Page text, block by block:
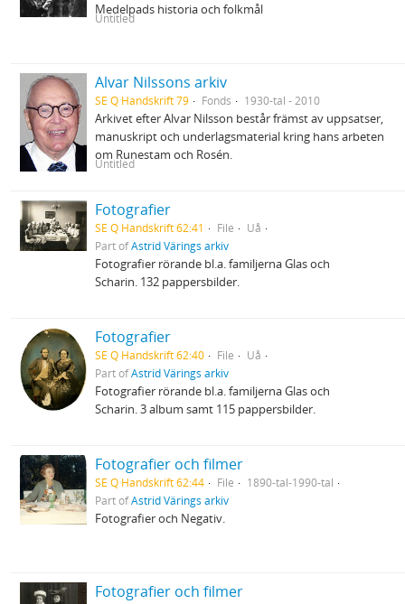
Medelpads historia och folkmål
Untitled
Alvar Nilssons arkiv
SE Q Handskrift 79 Fonds 1930-tal - 2010
Arkivet efter Alvar Nilsson består främst av uppsatser,
manuskript och underlagsmaterial kring hans arbeten
om Runestam och Rosén.
Untitled
Fotografier
SE Q Handskrift 62:41 File
Uå
Part ofAstrid Värings arkiv
Fotografier rörande bl.a. familjerna Glas och
Scharin. 132 pappersbilder.
Fotografier
SE Q Handskrift 62:40 File
Uå
Part ofAstrid Värings arkiv
Fotografier rörande bl.a. familjerna Glas och
Scharin. 3 album samt 115 pappersbilder.
Fotografier och filmer
SE Q Handskrift 62:44 File
1890-tal-1990-tal
Part ofAstrid Värings arkiv
Fotografier och Negativ.
Fotografier och filmer